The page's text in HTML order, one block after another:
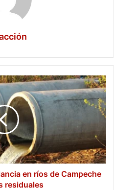
en ríos de Campeche
residuales